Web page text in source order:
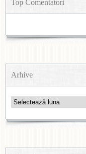
Top Comentatori
Arhive
Arhive